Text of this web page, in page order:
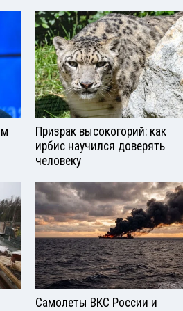
Призрак высокогорий: как
ирбис научился доверять
человеку
Самолеты ВКС России и